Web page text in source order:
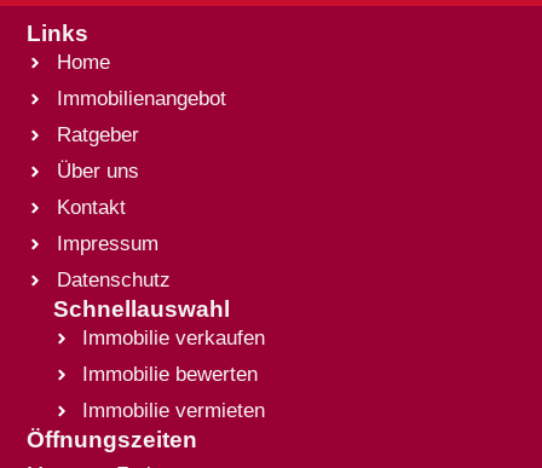
Links
Home
Immobilienangebot
Ratgeber
Über uns
Kontakt
Impressum
Datenschutz
Schnellauswahl
Immobilie verkaufen
Immobilie bewerten
Immobilie vermieten
Öffnungszeiten